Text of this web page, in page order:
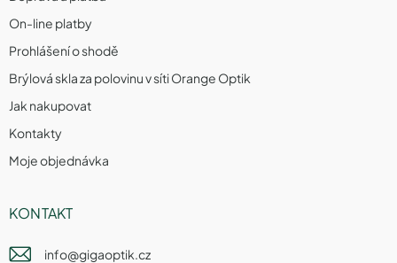
On-line platby
Prohlášení o shodě
Brýlová skla za polovinu v síti Orange Optik
Jak nakupovat
Kontakty
Moje objednávka
KONTAKT
info@gigaoptik.cz